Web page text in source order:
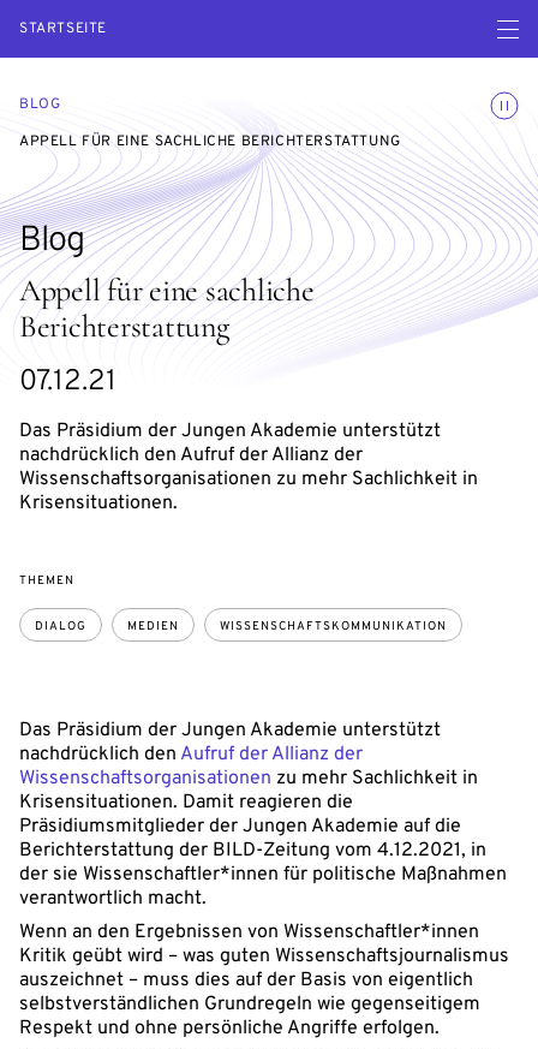
STARTSEITE Menü
BLOG
APPELL FÜR EINE SACHLICHE BERICHTERSTATTUNG
Appell für eine sachliche
Berichterstattung
Blog
07.12.21
Das Präsidium der Jungen Akademie unterstützt
nachdrücklich den Aufruf der Allianz der
Wissenschaftsorganisationen zu mehr Sachlichkeit in
Krisensituationen.
THEMEN
DIALOG MEDIEN WISSENSCHAFTSKOMMUNIKATION
Das Präsidium der Jungen Akademie unterstützt
nachdrücklich den Aufruf der Allianz der
Wissenschaftsorganisationen zu mehr Sachlichkeit in
Krisensituationen. Damit reagieren die
Präsidiumsmitglieder der Jungen Akademie auf die
Berichterstattung der BILD-Zeitung vom 4.12.2021, in
der sie Wissenschaftler*innen für politische Maßnahmen
verantwortlich macht.
Wenn an den Ergebnissen von Wissenschaftler*innen
Kritik geübt wird – was guten Wissenschaftsjournalismus
auszeichnet – muss dies auf der Basis von eigentlich
selbstverständlichen Grundregeln wie gegenseitigem
Respekt und ohne persönliche Angriffe erfolgen.